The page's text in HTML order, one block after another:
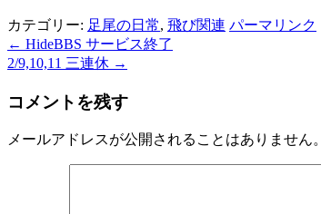
カテゴリー: 足尾の日常, 飛び関連 パーマリンク
← HideBBS サービス終了
2/9,10,11 三連休 →
コメントを残す
メールアドレスが公開されることはありません。